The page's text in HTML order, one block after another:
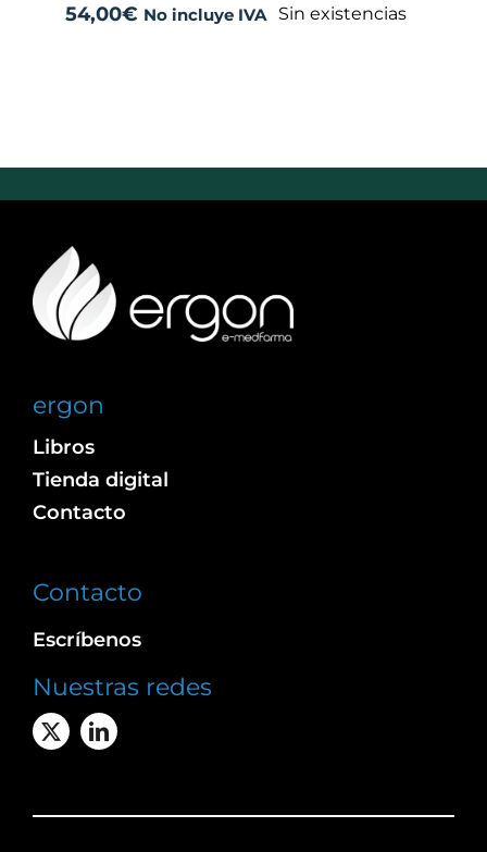
54,00€ No incluye IVA Sin existencias
ergon
Libros
Tienda digital
Contacto
Contacto
Escríbenos
Nuestras redes